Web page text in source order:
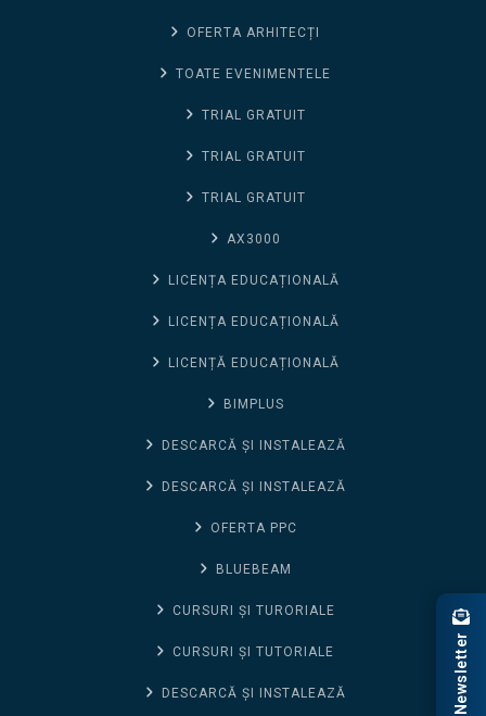
OFERTA ARHITECȚI
TOATE EVENIMENTELE
TRIAL GRATUIT
TRIAL GRATUIT
TRIAL GRATUIT
AX3000
LICENȚA EDUCAȚIONALĂ
LICENȚA EDUCAȚIONALĂ
LICENȚĂ EDUCAȚIONALĂ
BIMPLUS
DESCARCĂ ȘI INSTALEAZĂ
DESCARCĂ ȘI INSTALEAZĂ
OFERTA PPC
BLUEBEAM
CURSURI ȘI TURORIALE
CURSURI ȘI TUTORIALE
DESCARCĂ ȘI INSTALEAZĂ Newsletter